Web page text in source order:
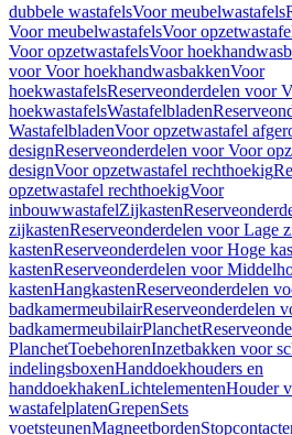
dubbele wastafelsVoor meubelwastafels
Voor meubelwastafelsVoor
Voor opzetwastafelsVoor
voor Voor hoekhandwasbakkenVoor
hoekwastafelsReserveonderdelen voor
hoekwastafelsWastafelbladen
WastafelbladenVoor opzetwastafel
designReserveonderdelen voor Voor
designVoor opzetwastafel rechthoekig
opzetwastafel rechthoekigVoor
inbouwwastafelZijkasten
zijkastenReserveonderdelen voor Lage
kastenReserveonderdelen voor Hoge
kastenReserveonderdelen voor
kastenHangkastenReserveonderdelen
badkamermeubilairReserveonderdelen
badkamermeubilairPlanchet
PlanchetToebehorenInzetbakken voor
indelingsboxenHanddoekhouders en
handdoekhakenLichtelementenHouder
wastafelplatenGrepenSets
voetsteunenMagneetborden